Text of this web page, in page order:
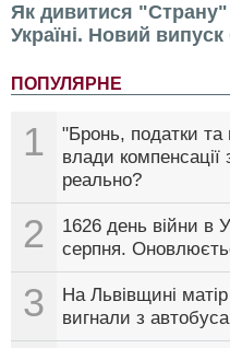
Як дивитися
Україні. Новий
ПОПУЛЯРНЕ
1
"Бронь, податки та
влади
реально?
2
1626 день війни в
серпня.
3
На Львівщині
вигнали з